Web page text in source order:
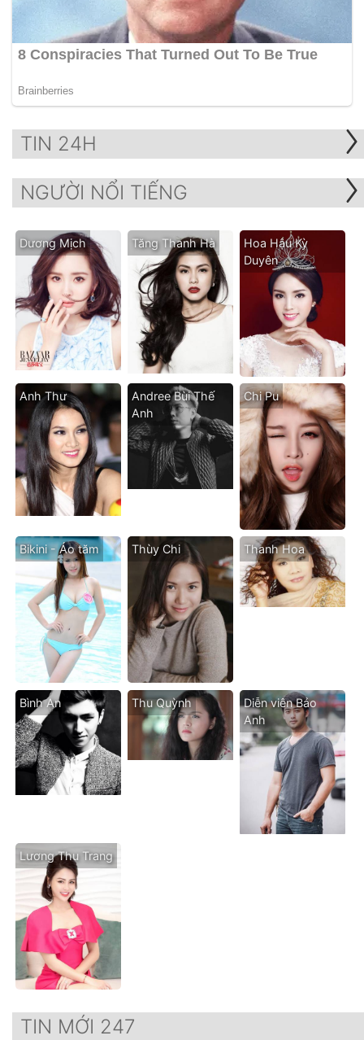
TIN 24H
NGƯỜI NỔI TIẾNG
Dương Mịch Tăng Thanh Hà
Hoa Hậu Kỳ
Duyên
Anh Thư
Andree Bùi Thế
Anh
Chi Pu
Bikini - Áo tăm Thùy Chi Thanh Hoa
Bình An Thu Quỳnh
Diễn viên Bảo
Anh
Lương Thu Trang
TIN MỚI 247